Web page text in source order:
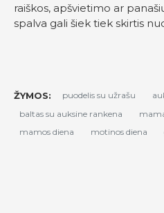
raiškos, apšvietimo ar
spalva gali šiek tiek skirtis
ŽYMOS: puodelis su užrašu
baltas su auksine rankena
mamos diena
motinos diena